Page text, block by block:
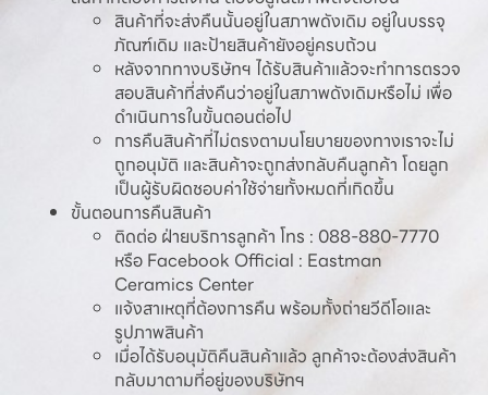
สินค้าที่จะส่งคืนนั้นอยู่ในสภาพดังเดิม อยู่ในบรรจุ
ภัณฑ์เดิม และป้ายสินค้ายังอยู่ครบถ้วน
หลังจากทางบริษัทฯ ได้รับสินค้าแล้วจะทำการตรวจ
สอบสินค้าที่ส่งคืนว่าอยู่ในสภาพดังเดิมหรือไม่ เพื่อ
ดำเนินการในขั้นตอนต่อไป
การคืนสินค้าที่ไม่ตรงตามนโยบายของทางเราจะไม่
ถูกอนุมัติ และสินค้าจะถูกส่งกลับคืนลูกค้า โดยลูก
เป็นผู้รับผิดชอบค่าใช้จ่ายทั้งหมดที่เกิดขึ้น
ขั้นตอนการคืนสินค้า
ติดต่อ ฝ่ายบริการลูกค้า โทร : 088-880-7770
หรือ Facebook Official : Eastman
Ceramics Center
แจ้งสาเหตุที่ต้องการคืน พร้อมทั้งถ่ายวีดีโอและ
รูปภาพสินค้า
เมื่อได้รับอนุมัติคืนสินค้าแล้ว ลูกค้าจะต้องส่งสินค้า
กลับมาตามที่อยู่ของบริษัทฯ